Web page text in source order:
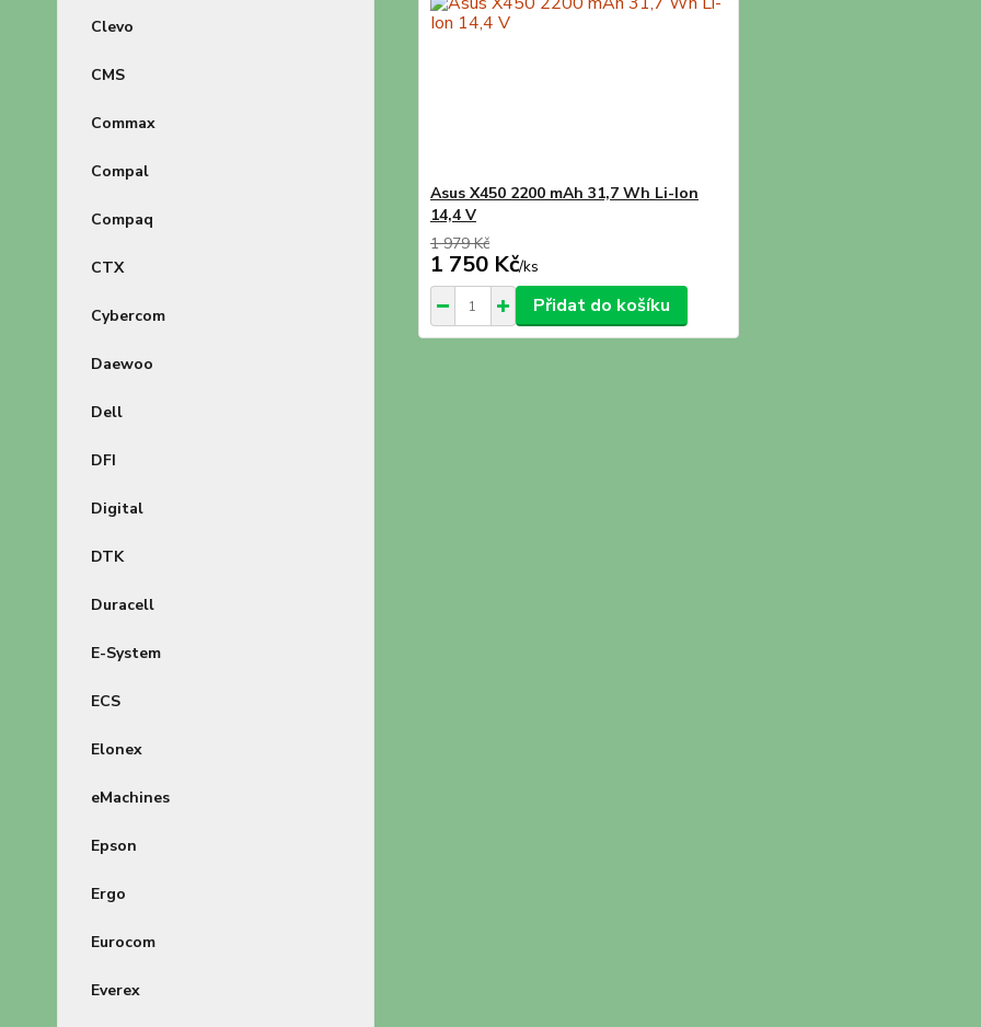
Clevo
CMS
Commax
Compal
Compaq
CTX
Cybercom
Daewoo
Dell
DFI
Digital
DTK
Duracell
E-System
ECS
Elonex
eMachines
Epson
Ergo
Eurocom
Everex
Asus X450 2200 mAh 31,7 Wh Li-Ion
14,4 V
1 979 Kč
1 750 Kč/ks
Přidat do košíku